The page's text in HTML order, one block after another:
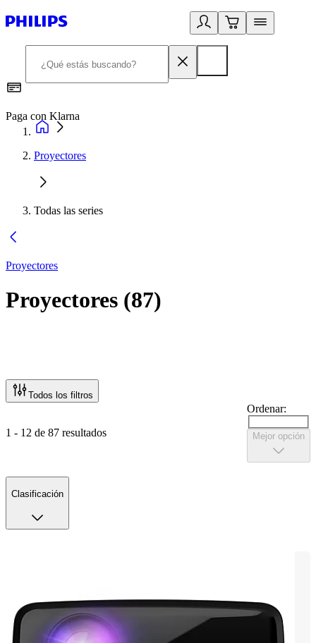
Paga con Klarna
Proyectores
Todas las series
Proyectores
Proyectores (87)
Todos los filtros
1 - 12 de 87 resultados
Ordenar:
Mejor opción
Clasificación